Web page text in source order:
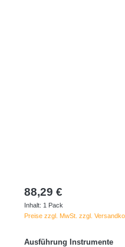
88,29 €
Inhalt: 1 Pack
Preise zzgl. MwSt. zzgl.
Ausführung Instrumente